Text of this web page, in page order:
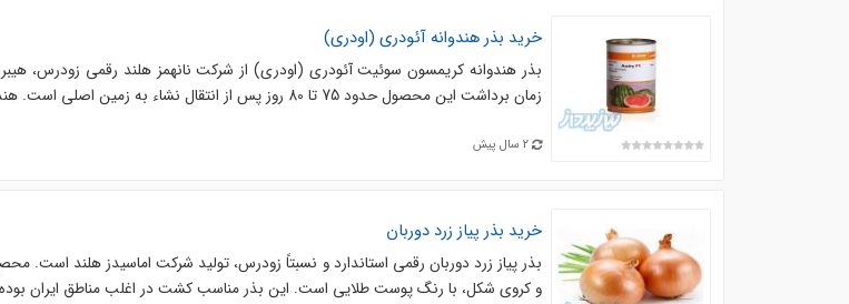
خرید بذر هندوانه آئودری (اودری)
بذر هندوانه کریمسون سوئیت آئودری (اودری) از شرکت نانهمز هلند رقمی زود‌رس،
زمان برداشت این محصول حدود 75 تا 80 روز پس از انتقال نشاء به زمین اصلی است. هندوانه ...
2 سال پیش
خرید بذر پیاز زرد دوربان
بذر پیاز زرد دوربان رقمی استاندارد و نسبتاً زودرس، تولید شرکت اماسیدز هلند است.
و کروی شکل، با رنگ پوست طلایی است. این بذر مناسب کشت در اغلب مناطق ایران